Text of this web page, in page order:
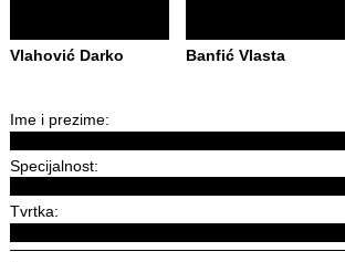
Vlahović Darko Banfić Vlasta
Ime i prezime:
Specijalnost:
Tvrtka: